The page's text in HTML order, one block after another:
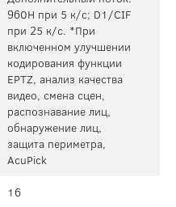
960H при 5 к/с; D1/CIF
при 25 к/с. *При
включенном улучшении
кодирования функции
EPTZ, анализ качества
видео, смена сцен,
распознавание лиц,
обнаружение лиц,
защита периметра,
AcuPick
16